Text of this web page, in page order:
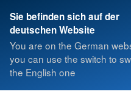
Sie befinden sich auf der
deutschen Website
You are on the German
you can use the switch to
the English one